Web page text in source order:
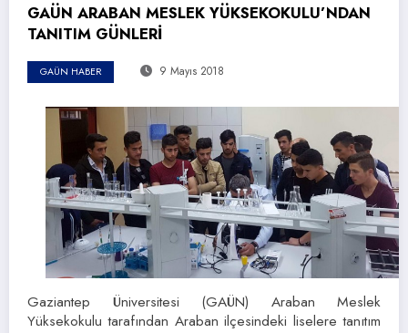
GAÜN ARABAN MESLEK YÜKSEKOKULU’NDAN
TANITIM GÜNLERİ
GAÜN HABER 9 Mayıs 2018
Gaziantep Üniversitesi (GAÜN) Araban Meslek
Yüksekokulu tarafından Araban ilçesindeki liselere tanıtım